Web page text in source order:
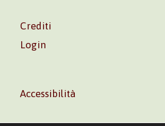
Crediti
Login
Accessibilità